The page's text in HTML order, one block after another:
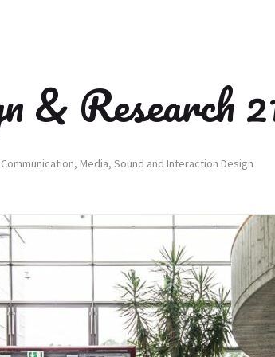
& Research
Media, Sound and Interaction Design